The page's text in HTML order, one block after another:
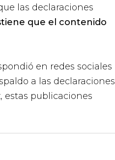
las declaraciones
que el contenido
en redes sociales
a las declaraciones
estas publicaciones